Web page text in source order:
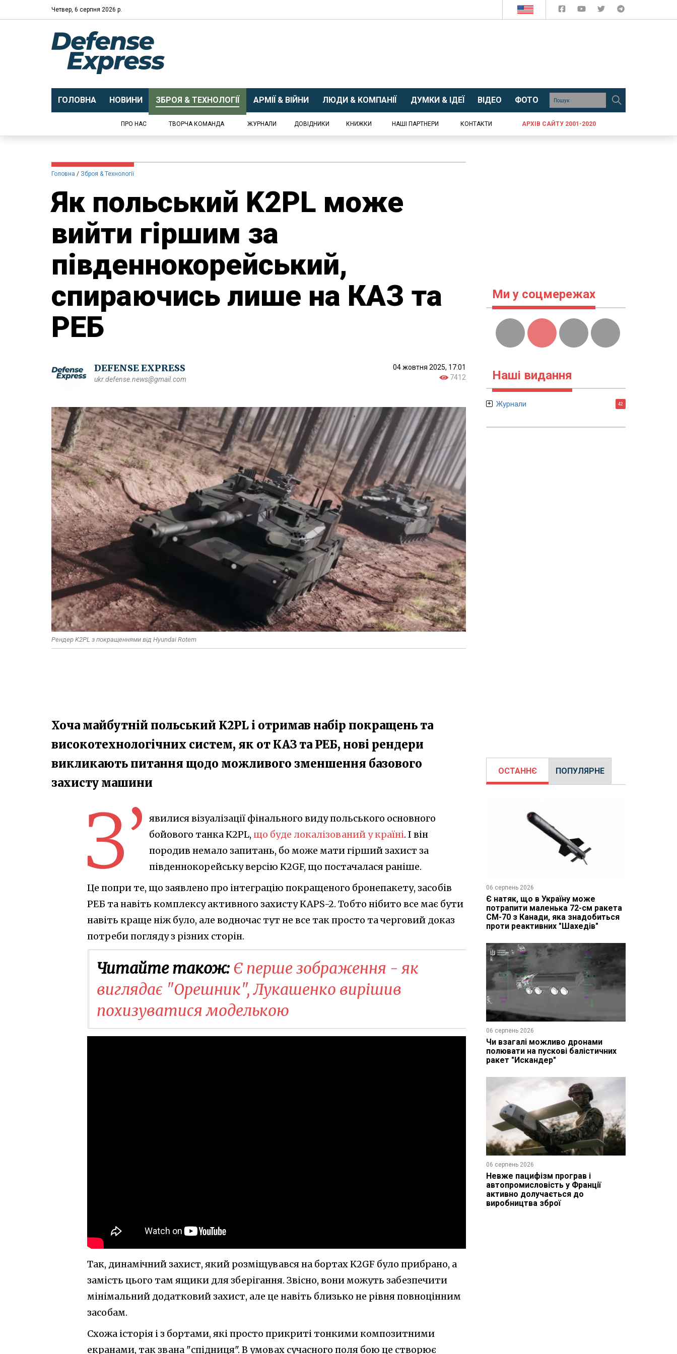
Четвер, 6 серпня 2026 р.
ГОЛОВНА НОВИНИ ЗБРОЯ & ТЕХНОЛОГІЇ АРМІЇ & ВІЙНИ ЛЮДИ & КОМПАНІЇ ДУМКИ & ІДЕЇ ВІДЕО ФОТО
ПРО НАС ТВОРЧА КОМАНДА ЖУРНАЛИ ДОВІДНИКИ КНИЖКИ НАШІ ПАРТНЕРИ КОНТАКТИ АРХІВ САЙТУ 2001-2020
Головна Зброя & Технології
Як польський K2PL може
вийти гіршим за
південнокорейський,
спираючись лише на КАЗ та
РЕБ
DEFENSE EXPRESS
ukr.defense.news@gmail.com
04 жовтня 2025, 17:01
7412
Рендер K2PL з покращеннями від Hyundai Rotem
Хоча майбутній польський K2PL і отримав набір покращень та
високотехнологічних систем, як от КАЗ та РЕБ, нові рендери
викликають питання щодо можливого зменшення базового
захисту машини
З’
явилися візуалізації фінального виду польського основного
бойового танка K2PL, що буде локалізований у країні. І він
породив немало запитань, бо може мати гірший захист за
південнокорейську версію K2GF, що постачалася раніше.
Це попри те, що заявлено про інтеграцію покращеного бронепакету, засобів
РЕБ та навіть комплексу активного захисту KAPS-2. Тобто нібито все має бути
навіть краще ніж було, але водночас тут не все так просто та черговий доказ
потреби погляду з різних сторін.
Читайте також: Є перше зображення - як
виглядає "Орешник", Лукашенко вирішив
похизуватися моделькою
Так, динамічний захист, який розміщувався на бортах K2GF було прибрано, а
замість цього там ящики для зберігання. Звісно, вони можуть забезпечити
мінімальний додатковий захист, але це навіть близько не рівня повноцінним
засобам.
Схожа історія і з бортами, які просто прикриті тонкими композитними
екранами, так звана "спідниця". В умовах сучасного поля бою це створює
Ми у соцмережах
Наші видання
Журнали 42
ОСТАННЄ ПОПУЛЯРНЕ
06 серпень 2026
Є натяк, що в Україну може
потрапити маленька 72-см ракета
CM-70 з Канади, яка знадобиться
проти реактивних "Шахедів"
06 серпень 2026
Чи взагалі можливо дронами
полювати на пускові балістичних
ракет "Искандер"
06 серпень 2026
Невже пацифізм програв і
автопромисловість у Франції
активно долучається до
виробництва зброї